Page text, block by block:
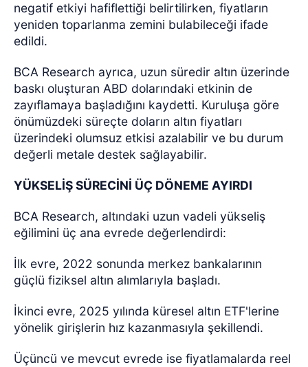
negatif etkiyi hafiflettiği belirtilirken, fiyatların
yeniden toparlanma zemini bulabileceği ifade
edildi.
BCA Research ayrıca, uzun süredir altın üzerinde
baskı oluşturan ABD dolarındaki etkinin de
zayıflamaya başladığını kaydetti. Kuruluşa göre
önümüzdeki süreçte doların altın fiyatları
üzerindeki olumsuz etkisi azalabilir ve bu durum
değerli metale destek sağlayabilir.
YÜKSELİŞ SÜRECİNİ ÜÇ DÖNEME AYIRDI
BCA Research, altındaki uzun vadeli yükseliş
eğilimini üç ana evrede değerlendirdi:
İlk evre, 2022 sonunda merkez bankalarının
güçlü fiziksel altın alımlarıyla başladı.
İkinci evre, 2025 yılında küresel altın ETF'lerine
yönelik girişlerin hız kazanmasıyla şekillendi.
Üçüncü ve mevcut evrede ise fiyatlamalarda reel